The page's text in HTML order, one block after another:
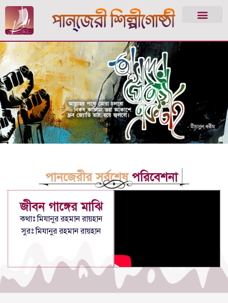
পানজেরীর সর্বশেষ পরিবেশনা
জীবন গাঙ্গের মাঝি
কথাঃ মিযানুর রহমান রায়হান
সুরঃ মিযানুর রহমান রায়হান